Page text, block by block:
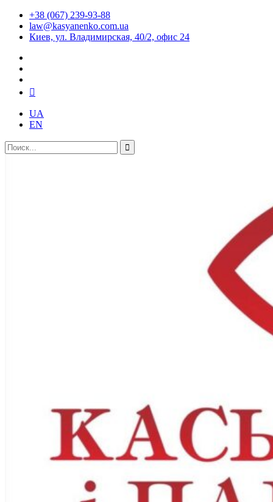
+38 (067) 239-93-88
law@kasyanenko.com.ua
Киев, ул. Владимирская, 40/2, офис 24
UA
EN